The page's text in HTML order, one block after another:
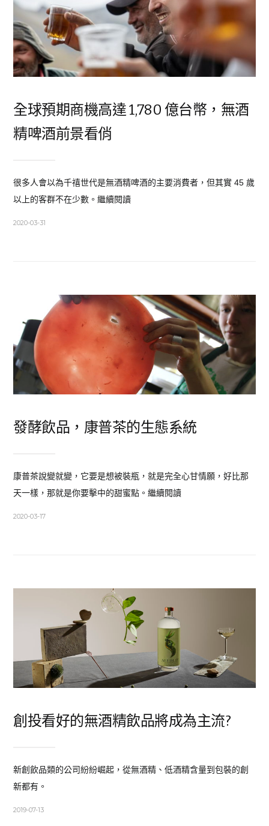
全球預期商機高達 1,780 億台幣，無酒
精啤酒前景看俏
很多人會以為千禧世代是無酒精啤酒的主要消費者，但其實 45 歲
以上的客群不在少數。繼續閱讀
2020-03-31
發酵飲品，康普茶的生態系統
康普茶說變就變，它要是想被裝瓶，就是完全心甘情願，好比那
天一樣，那就是你要擊中的甜蜜點。繼續閱讀
2020-03-17
創投看好的無酒精飲品將成為主流?
新創飲品類的公司紛紛崛起，從無酒精、低酒精含量到包裝的創
新都有。
2019-07-13